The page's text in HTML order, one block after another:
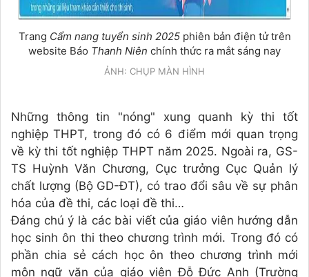
Trang Cẩm nang tuyển sinh 2025phiên bản điện tử trên
website Báo Thanh Niên chính thức ra mắt sáng nay
ẢNH: CHỤP MÀN HÌNH
Những thông tin "nóng" xung quanh kỳ thi tốt
nghiệp THPT, trong đó có 6 điểm mới quan trọng
về kỳ thi tốt nghiệp THPT năm 2025. Ngoài ra, GS-
TS Huỳnh Văn Chương, Cục trưởng Cục Quản lý
chất lượng (Bộ GD-ĐT), có trao đổi sâu về sự phân
hóa của đề thi, các loại đề thi…
Đáng chú ý là các bài viết của giáo viên hướng dẫn
học sinh ôn thi theo chương trình mới. Trong đó có
phần chia sẻ cách học ôn theo chương trình mới
môn ngữ văn của giáo viên Đỗ Đức Anh (Trường